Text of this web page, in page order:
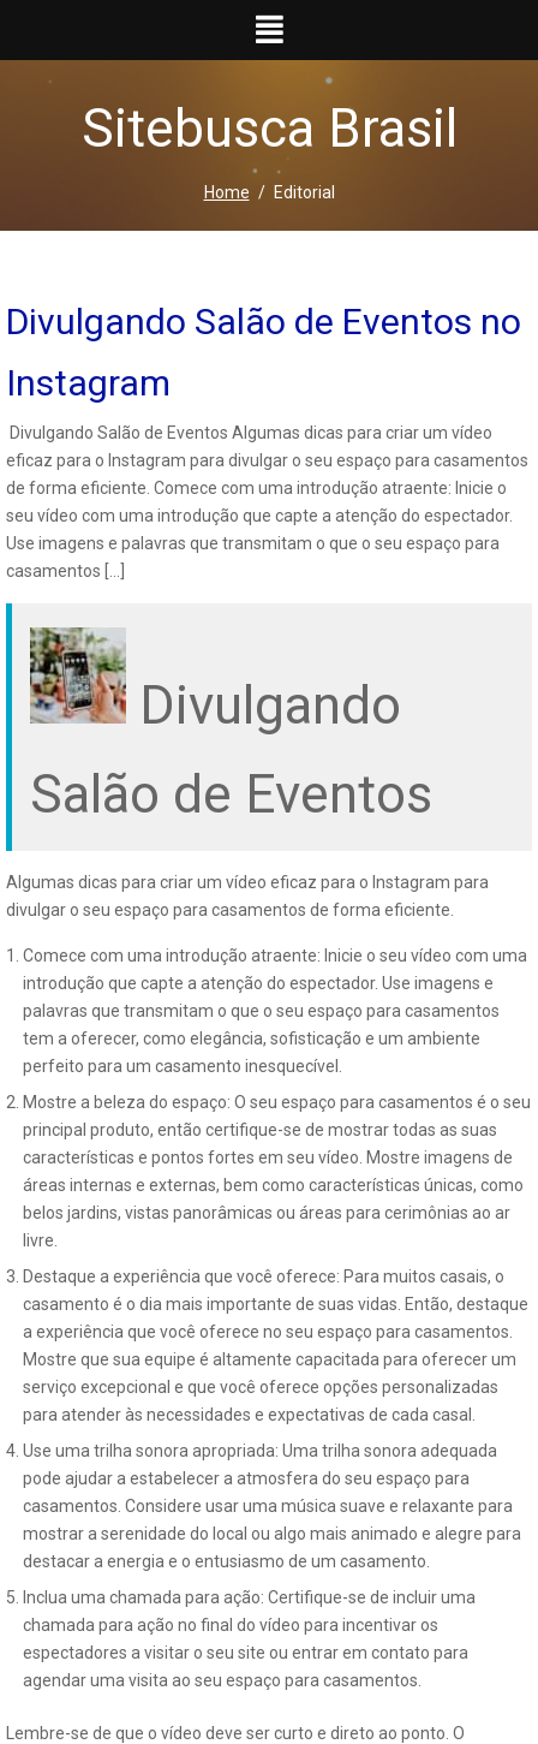
Sitebusca Brasil
Home Editorial
Divulgando Salão de Eventos no
Instagram
Divulgando Salão de Eventos Algumas dicas para criar um vídeo
eficaz para o Instagram para divulgar o seu espaço para casamentos
de forma eficiente. Comece com uma introdução atraente: Inicie o
seu vídeo com uma introdução que capte a atenção do espectador.
Use imagens e palavras que transmitam o que o seu espaço para
casamentos […]
Divulgando
Salão de Eventos
Algumas dicas para criar um vídeo eficaz para o Instagram para
divulgar o seu espaço para casamentos de forma eficiente.
Comece com uma introdução atraente: Inicie o seu vídeo com uma
introdução que capte a atenção do espectador. Use imagens e
palavras que transmitam o que o seu espaço para casamentos
tem a oferecer, como elegância, sofisticação e um ambiente
perfeito para um casamento inesquecível.
Mostre a beleza do espaço: O seu espaço para casamentos é o seu
principal produto, então certifique-se de mostrar todas as suas
características e pontos fortes em seu vídeo. Mostre imagens de
áreas internas e externas, bem como características únicas, como
belos jardins, vistas panorâmicas ou áreas para cerimônias ao ar
livre.
Destaque a experiência que você oferece: Para muitos casais, o
casamento é o dia mais importante de suas vidas. Então, destaque
a experiência que você oferece no seu espaço para casamentos.
Mostre que sua equipe é altamente capacitada para oferecer um
serviço excepcional e que você oferece opções personalizadas
para atender às necessidades e expectativas de cada casal.
Use uma trilha sonora apropriada: Uma trilha sonora adequada
pode ajudar a estabelecer a atmosfera do seu espaço para
casamentos. Considere usar uma música suave e relaxante para
mostrar a serenidade do local ou algo mais animado e alegre para
destacar a energia e o entusiasmo de um casamento.
Inclua uma chamada para ação: Certifique-se de incluir uma
chamada para ação no final do vídeo para incentivar os
espectadores a visitar o seu site ou entrar em contato para
agendar uma visita ao seu espaço para casamentos.
Lembre-se de que o vídeo deve ser curto e direto ao ponto. O